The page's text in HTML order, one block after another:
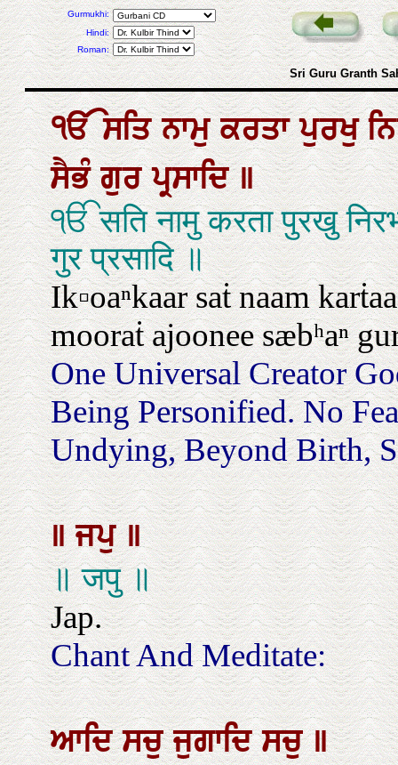
Gurmukhi:
Hindi:
Roman:
Sri Guru Granth
ੴਸਤਿਨਾਮੁਕਰਤਾਪੁਰਖੁ
ਸੈਭੰਗੁਰਪ੍ਰਸਾਦਿ॥
ੴ सति नामु करता पुरखु
गुर प्रसादि ॥
Ik▫oaⁿkaar saṫ naam
mooraṫ ajoonee sæbʰaⁿ
One Universal Creator
Being Personified. No
Undying, Beyond Birth,
॥ਜਪੁ॥
॥ जपु ॥
Jap.
Chant And Meditate:
ਆਦਿਸਚੁਜੁਗਾਦਿਸਚੁ॥